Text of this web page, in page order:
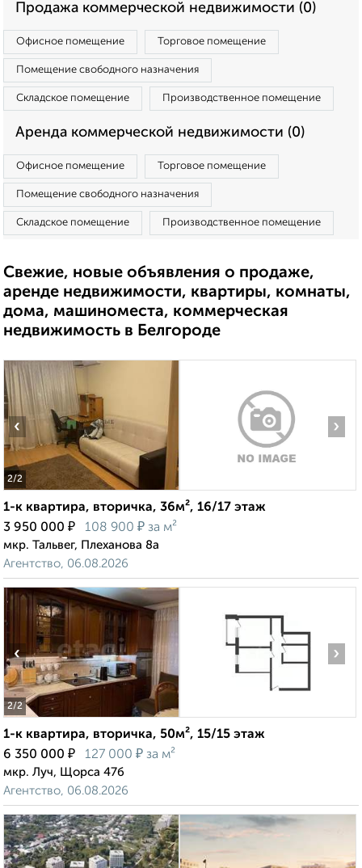
Продажа коммерческой недвижимости (0)
Офисное помещение Торговое помещение
Помещение свободного назначения
Складское помещение Производственное помещение
Аренда коммерческой недвижимости (0)
Офисное помещение Торговое помещение
Помещение свободного назначения
Складское помещение Производственное помещение
Свежие, новые объявления о продаже,
аренде недвижимости, квартиры, комнаты,
дома, машиноместа, коммерческая
недвижимость в Белгороде
2/2
‹ ›
1-к квартира, вторичка, 36м², 16/17 этаж
3 950 000 ₽ 108 900 ₽ за м²
мкр. Тальвег, Плеханова 8а
Агентство, 06.08.2026
2/2
‹ ›
1-к квартира, вторичка, 50м², 15/15 этаж
6 350 000 ₽ 127 000 ₽ за м²
мкр. Луч, Щорса 47б
Агентство, 06.08.2026